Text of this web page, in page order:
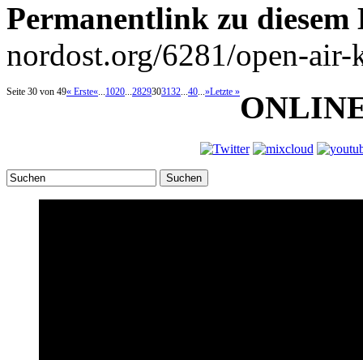
Permanentlink zu
nordost.org/6281/open-
Seite 30 von 49« Erste«...1020...2829303132...40...»Letzte »
Suchen